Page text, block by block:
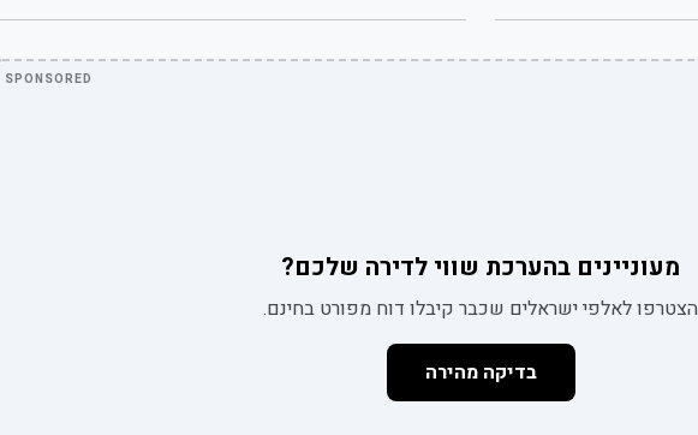
SPONSORED
מעוניינים בהערכת שווי לדירה שלכם?
הצטרפו לאלפי ישראלים שכבר קיבלו דוח מפורט בחינם.
בדיקה מהירה